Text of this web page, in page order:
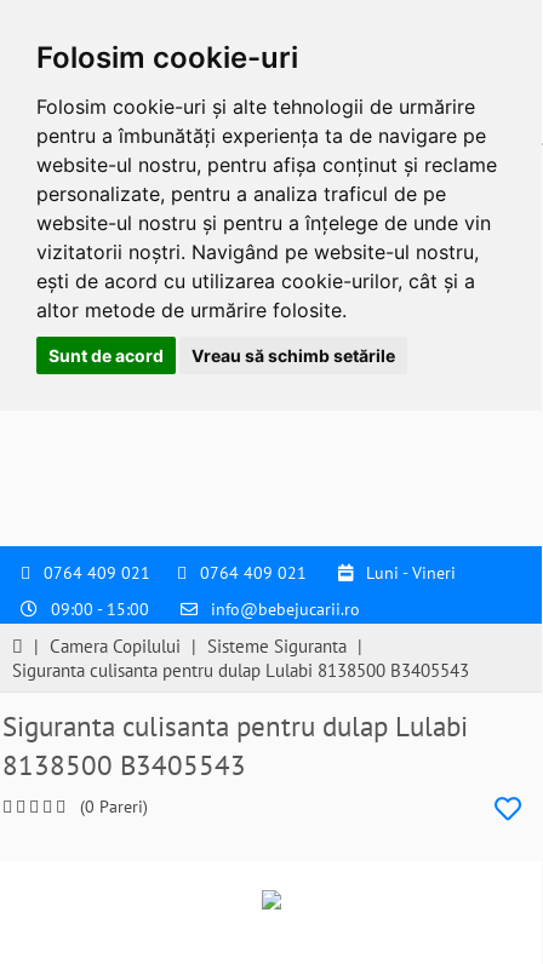
Folosim cookie-uri
Folosim cookie-uri și alte tehnologii de urmărire
pentru a îmbunătăți experiența ta de navigare pe
website-ul nostru, pentru afișa conținut și reclame
personalizate, pentru a analiza traficul de pe
website-ul nostru și pentru a înțelege de unde vin
vizitatorii noștri. Navigând pe website-ul nostru,
ești de acord cu utilizarea cookie-urilor, cât și a
altor metode de urmărire folosite.
Sunt de acord Vreau să schimb setările
0764 409 021 0764 409 021
Luni - Vineri
09:00 - 15:00
info@bebejucarii.ro
| Camera Copilului | Sisteme Siguranta |
Siguranta culisanta pentru dulap Lulabi 8138500 B3405543
Siguranta culisanta pentru dulap Lulabi
8138500 B3405543
(0 Pareri)